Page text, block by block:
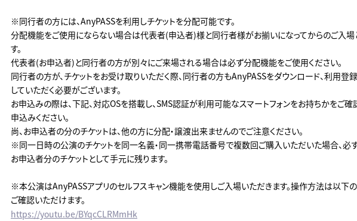
※同行者の方には、AnyPASSを利用しチケットを分配可能です。
分配機能をご使用にならない場合は代表者(申込者)様と同行者様がお揃いになってからのご入場
す。
代表者(お申込者)と同行者の方が別々にご来場される場合は必ず分配機能をご使用ください。
同行者の方が、チケットをお受け取りいただく際、同行者の方もAnyPASSをダウンロード、利用登
していただく必要がございます。
お申込みの際は、下記、対応OSを搭載し、SMS認証が利用可能なスマートフォンをお持ちかをご確
申込みください。
尚、お申込者の分のチケットは、他の方に分配・譲渡出来ませんのでご注意ください。
※同一日時の公演のチケットを同一名義・同一携帯電話番号で複数回ご購入いただいた場合、必
お申込者分のチケットとして手元に残ります。
※本公演はAnyPASSアプリのセルフスキャン機能を使用しご入場いただきます。操作方法は以下
ご確認いただけます。
https://youtu.be/BYqcCLRMmHk